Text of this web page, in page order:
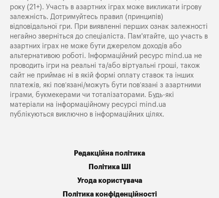
року (21+). Участь в азартних іграх може викликати ігрову
залежність. Дотримуйтесь правил (принципів)
відповідальної гри. При виявленні перших ознак залежності
негайно зверніться до спеціаліста. Пам'ятайте, що участь в
азартних іграх не може бути джерелом доходів або
альтернативою роботі. Інформаційний ресурс mind.ua не
проводить ігри на реальні та/або віртуальні гроші, також
сайт не приймає ні в якій формі оплату ставок та інших
платежів, які пов’язані/можуть бути пов’язані з азартними
іграми, букмекерами чи тоталізаторами. Будь-які
матеріали на інформаційному ресурсі mind.ua
публікуються виключно в інформаційних цілях.
Редакційна політика
Політика ШІ
Угода користувача
Політика конфіденційності